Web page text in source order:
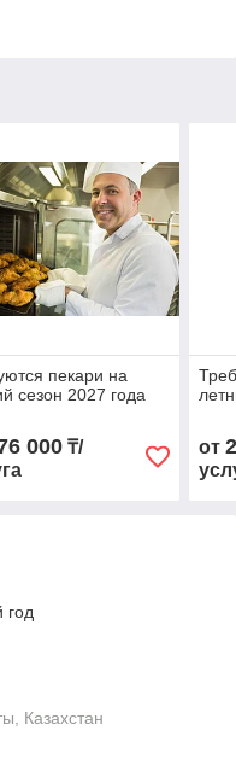
пекари на
сезон 2027 года
000₸/
от
год
Казахстан